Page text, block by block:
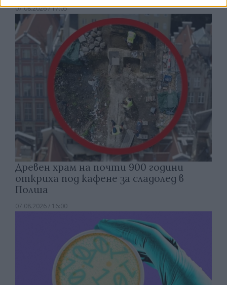
07.08.2026 / 17:05
Древен храм на почти 900 години
откриха под кафене за сладолед в
Полша
07.08.2026 / 16:00